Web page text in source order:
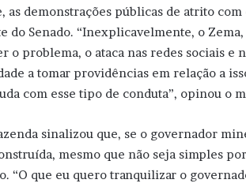
demonstrações públicas de atrito com
do Senado. “Inexplicavelmente, o
o problema, o ataca nas redes sociais e
a tomar providências em relação a
com esse tipo de conduta”, opinou o
sinalizou que, se o governador
mesmo que não seja simples
“O que eu quero tranquilizar o